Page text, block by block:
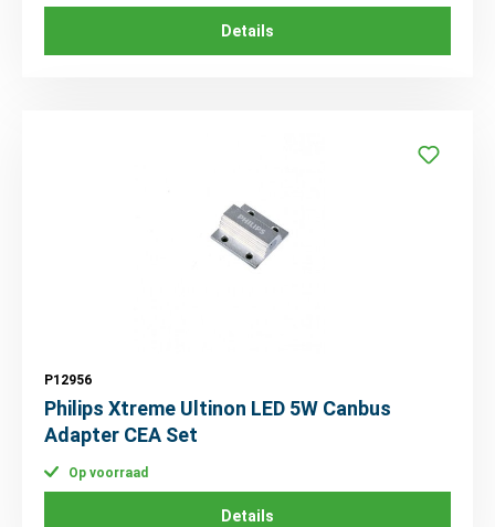
Details
P12956
Philips Xtreme Ultinon LED 5W Canbus
Adapter CEA Set
Op voorraad
Details